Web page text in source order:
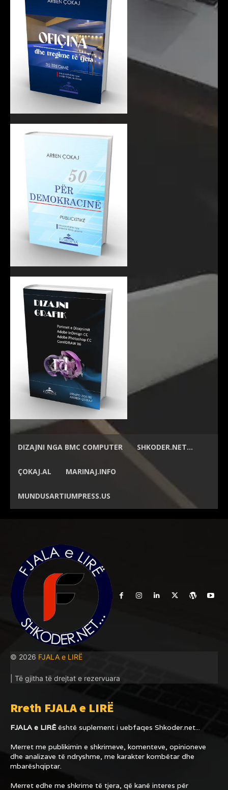
DIZAJNI NGA BMC COMPUTER SHKODER.NET…
ÇOKAJ.AL MARINAJ.INFO
MUNDUSARTIUMPRESS.US
© 2026 FJALA e LIRË
| Të gjitha të drejtat e rezervuara
Rreth FJALA e LIRË
FJALA e LIRËështë suplement i uebfaqes Shkoder.net...
Merret me publikimin e shkrimeve, komenteve, opinioneve
dhe analizave të ndryshme, me karakter kombëtar dhe
mbarëshqiptar.
Merret edhe me shkrime të tjera, që kanë interes për